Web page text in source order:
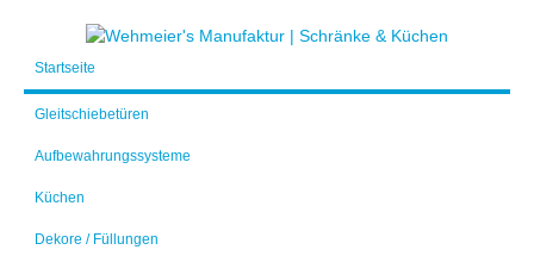
Startseite
Gleitschiebetüren
Aufbewahrungssysteme
Küchen
Dekore / Füllungen